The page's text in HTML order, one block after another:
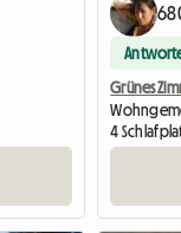
Grünes
4